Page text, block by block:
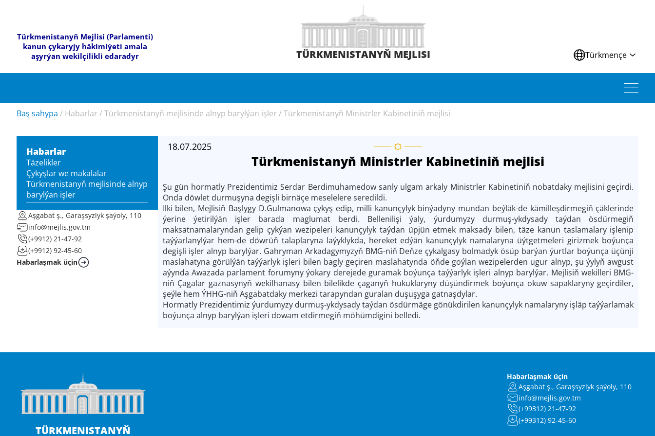
Türkmenistanyň Mejlisi (Parlamenti)
kanun çykaryjy häkimiýeti amala
aşyrýan wekilçilikli edaradyr
TÜRKMENISTANYŇ MEJLISI Türkmençe
Baş sahypa / Habarlar /Türkmenistanyň mejlisinde alnyp barylýan işler /Türkmenistanyň Ministrler Kabinetiniň mejlisi
Habarlar
Täzelikler
Çykyşlar we makalalar
Türkmenistanyň mejlisinde alnyp
barylýan işler
Aşgabat ş., Garaşsyzlyk şaýoly, 110
info@mejlis.gov.tm
(+9912) 21-47-92
(+9912) 92-45-60
Habarlaşmak üçin
18.07.2025
Türkmenistanyň Ministrler Kabinetiniň mejlisi
Şu gün hormatly Prezidentimiz Serdar Berdimuhamedow sanly ulgam arkaly Ministrler Kabinetiniň nobatdaky mejlisini geçirdi.
Onda döwlet durmuşyna degişli birnäçe meselelere seredildi.
Ilki bilen, Mejlisiň Başlygy D.Gulmanowa çykyş edip, milli kanunçylyk binýadyny mundan beýläk-de kämilleşdirmegiň çäklerinde
ýerine ýetirilýän işler barada maglumat berdi. Bellenilişi ýaly, ýurdumyzy durmuş-ykdysady taýdan ösdürmegiň
maksatnamalaryndan gelip çykýan wezipeleri kanunçylyk taýdan üpjün etmek maksady bilen, täze kanun taslamalary işlenip
taýýarlanylýar hem-de döwrüň talaplaryna laýyklykda, hereket edýän kanunçylyk namalaryna üýtgetmeleri girizmek boýunça
degişli işler alnyp barylýar. Gahryman Arkadagymyzyň BMG-niň Deňze çykalgasy bolmadyk ösüp barýan ýurtlar boýunça üçünji
maslahatyna görülýän taýýarlyk işleri bilen bagly geçiren maslahatynda öňde goýlan wezipelerden ugur alnyp, şu ýylyň awgust
aýynda Awazada parlament forumyny ýokary derejede guramak boýunça taýýarlyk işleri alnyp barylýar. Mejlisiň wekilleri BMG-
niň Çagalar gaznasynyň wekilhanasy bilen bilelikde çaganyň hukuklaryny düşündirmek boýunça okuw sapaklaryny geçirdiler,
şeýle hem ÝHHG-niň Aşgabatdaky merkezi tarapyndan guralan duşuşyga gatnaşdylar.
Hormatly Prezidentimiz ýurdumyzy durmuş-ykdysady taýdan ösdürmäge gönükdirilen kanunçylyk namalaryny işläp taýýarlamak
boýunça alnyp barylýan işleri dowam etdirmegiň möhümdigini belledi.
TÜRKMENISTANYŇ
Habarlaşmak üçin
Aşgabat ş., Garaşsyzlyk şaýoly, 110
info@mejlis.gov.tm
(+99312) 21-47-92
(+99312) 92-45-60